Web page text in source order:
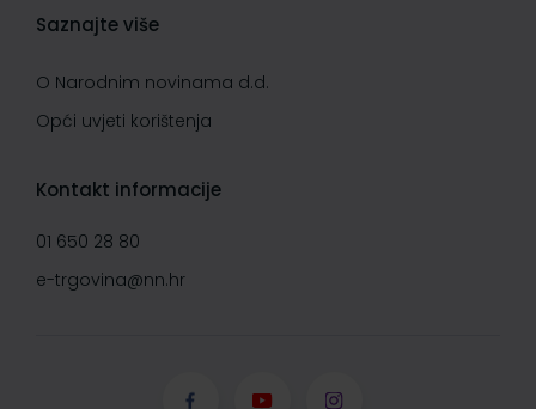
Saznajte više
O Narodnim novinama d.d.
Opći uvjeti korištenja
Kontakt informacije
01 650 28 80
e-trgovina@nn.hr